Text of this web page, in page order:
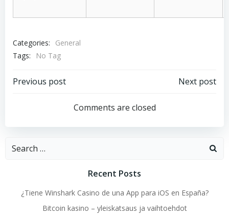
Categories:
General
Tags:
No Tag
Post
navigation
Previous post
navigation
Next post
Comments are closed
Search
Recent Posts
¿Tiene Winshark Casino de una App para iOS en España?
Bitcoin kasino – yleiskatsaus ja vaihtoehdot